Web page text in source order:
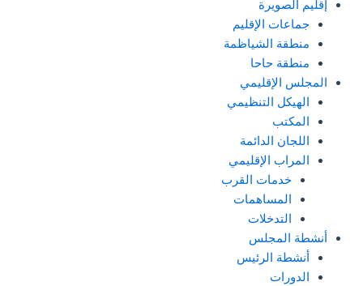
إقليم الصويرة
جماعات الإقليم
منطقة الشياظمة
منطقة حاحا
المجلس الإقليمي
الهيكل التنظيمي
المكتب
اللجان الدائمة
المراب الإقليمي
خدمات القرب
المساهمات
التدخلات
أنشطة المجلس
أنشطة الرئيس
الدورات